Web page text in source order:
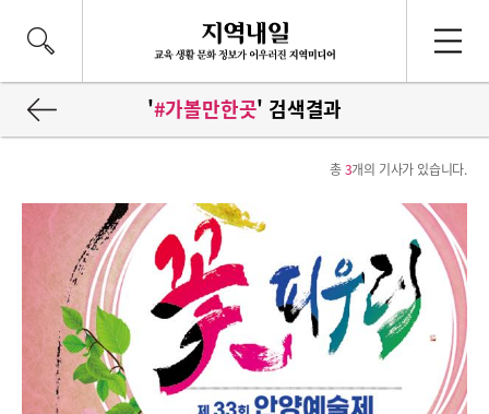
'#가볼만한곳' 검색결과
총3개의 기사가 있습니다.